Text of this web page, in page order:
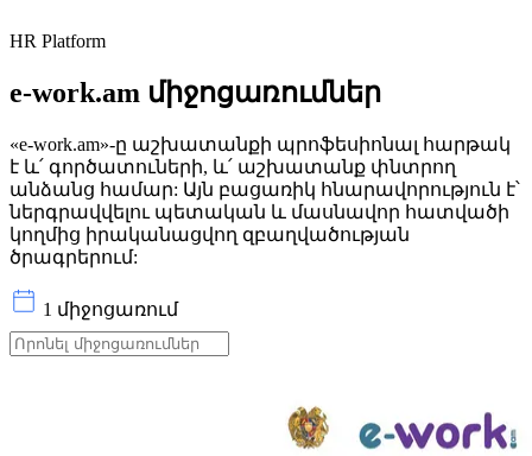
HR Platform
e-work.am միջոցառումներ
«e-work.am»-ը աշխատանքի պրոֆեսիոնալ հարթակ
է և՛ գործատուների, և՛ աշխատանք փնտրող
անձանց համար: Այն բացառիկ հնարավորություն է՝
ներգրավվելու պետական և մասնավոր հատվածի
կողմից իրականացվող զբաղվածության
ծրագրերում:
1 միջոցառում